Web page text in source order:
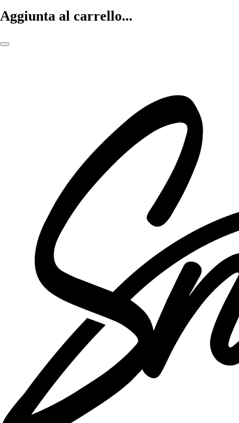
Aggiunta al carrello...